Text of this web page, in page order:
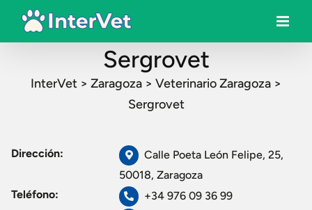
Sergrovet
InterVet > Zaragoza > Veterinario Zaragoza >
Sergrovet
Dirección:
Calle Poeta León Felipe, 25,
50018, Zaragoza
Teléfono:
+34 976 09 36 99